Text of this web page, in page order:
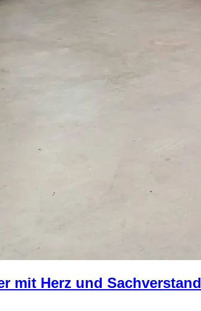
mit Herz und Sachverstand